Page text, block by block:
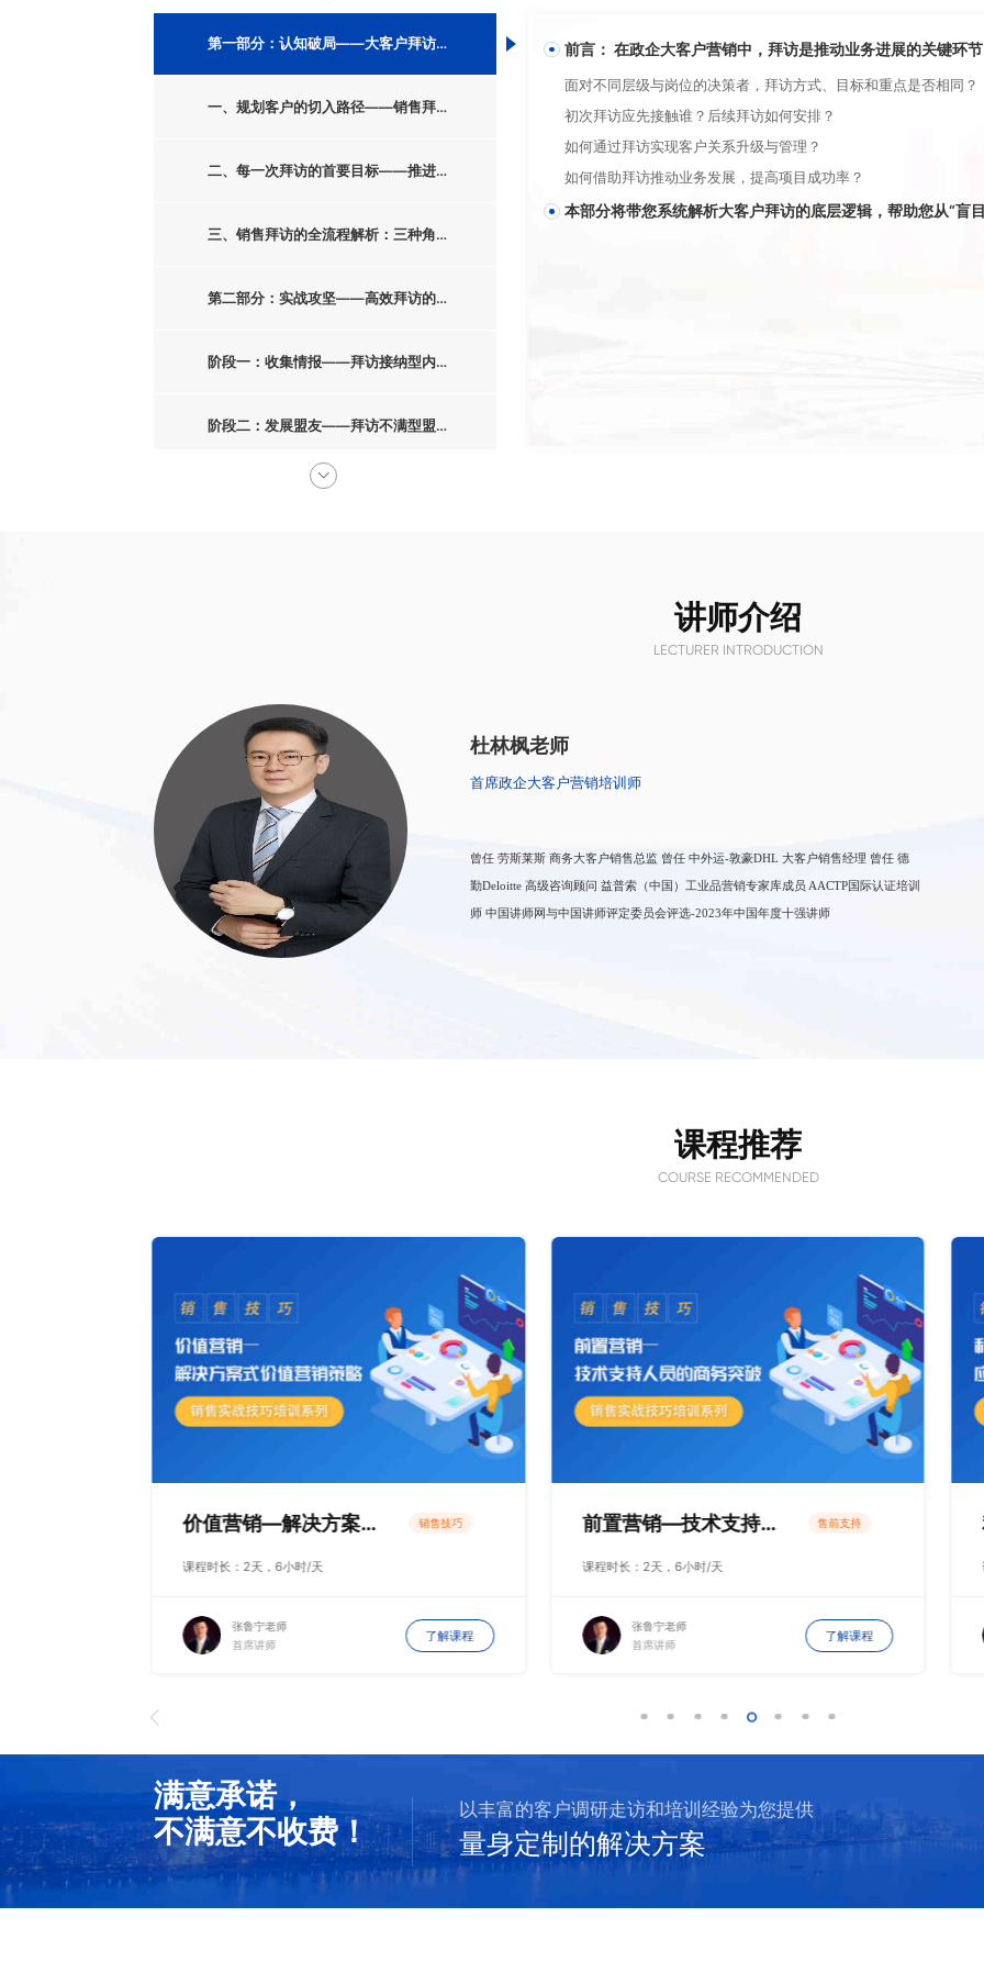
一、规划客户的切入路径——销售拜访的正确打开顺序
二、每一次拜访的首要目标——推进信任关系升级
三、销售拜访的全流程解析：三种角色拜访的同与异
第二部分：实战攻坚——高效拜访的三阶段策略
阶段一：收集情报——拜访接纳型内线，搭建桥梁
阶段二：发展盟友——拜访不满型盟友，挖掘痛点
阶段三：高层公关——进攻关键决策人，促成合作
前言： 在政企大客户营销中，拜访是推动业务进展的关键环
面对不同层级与岗位的决策者，拜访方式、目标和重点是否相同
初次拜访应先接触谁？后续拜访如何安排？
如何通过拜访实现客户关系升级与管理？
如何借助拜访推动业务发展，提高项目成功率？
本部分将带您系统解析大客户拜访的底层逻辑，帮助您从“盲
讲师介绍
LECTURER INTRODUCTION
杜林枫老师
首席政企大客户营销培训师
曾任 劳斯莱斯 商务大客户销售总监 曾任 中外运-敦豪DHL 大客户销售经理 曾任 德
勤Deloitte 高级咨询顾问 益普索（中国）工业品营销专家库成员 AACTP国际认证培训
师 中国讲师网与中国讲师评定委员会评选-2023年中国年度十强讲师
课程推荐
COURSE RECOMMENDED
价值营销—解决方案式价值营销策略 销售技巧
课程时长：2天，6小时/天
张鲁宁老师
首席讲师
了解课程
前置营销—技术支持人员的商务突破 售前支持
课程时长：2天，6小时/天
张鲁宁老师
首席讲师
了解课程
满意承诺，
不满意不收费！
以丰富的客户调研走访和培训经验为您提供
量身定制的解决方案